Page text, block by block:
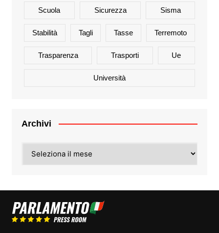
Scuola Sicurezza Sisma
Stabilità Tagli Tasse Terremoto
Trasparenza Trasporti Ue
Università
Archivi